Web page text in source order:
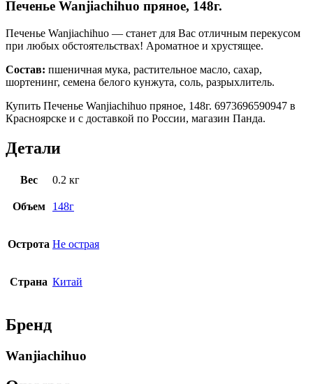
Печенье Wanjiachihuo пряное, 148г.
Печенье Wanjiachihuo — станет для Вас отличным перекусом
при любых обстоятельствах! Ароматное и хрустящее.
Состав: пшеничная мука, растительное масло, сахар,
шортенинг, семена белого кунжута, соль, разрыхлитель.
Купить Печенье Wanjiachihuo пряное, 148г. 6973696590947 в
Красноярске и с доставкой по России, магазин Панда.
Детали
Вес 0.2 кг
Объем 148г
Острота Не острая
Страна Китай
Бренд
Wanjiachihuo